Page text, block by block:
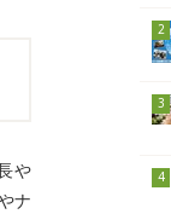
や
ナ
2
3
4